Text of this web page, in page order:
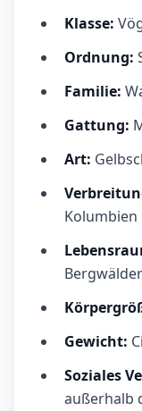
Klasse:
Ordnung:
Familie:
Gattung:
Art:
Kolumbien
Bergwälder
Gewicht:
Soziales
außerhalb